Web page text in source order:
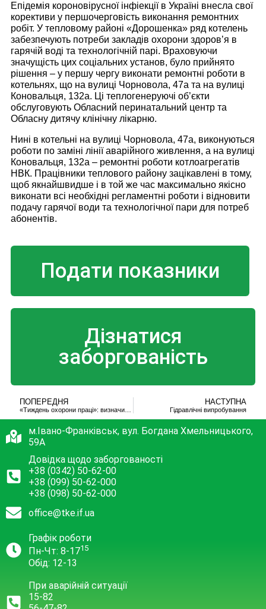
Епідемія короновірусної інфіекції в Україні внесла свої
корективи у першочерговість виконання ремонтних
робіт. У тепловому районі «Дорошенка» ряд котелень
забезпечують потреби закладів охорони здоров’я в
гарячій воді та технологічній парі. Враховуючи
значущість цих соціальних установ, було прийнято
рішення – у першу чергу виконати ремонтні роботи в
котельнях, що на вулиці Чорновола, 47а та на вулиці
Коновальця, 132а. Ці теплогенеруючі об’єкти
обслуговують Обласний перинатальний центр та
Обласну дитячу клінічну лікарню.
Нині в котельні на вулиці Чорновола, 47а, виконуються
роботи по заміні лінії аварійного живлення, а на вулиці
Коновальця, 132а – ремонтні роботи котлоагрегатів
НВК. Працівники теплового району зацікавлені в тому,
щоб якнайшвидше і в той же час максимально якісно
виконати всі необхідні регламентні роботи і відновити
подачу гарячої води та технологічної пари для потреб
абонентів.
Подати показники
Дізнатися
заборгованість
ПОПЕРЕДНЯ НАСТУПНА
Гідравлічні випробування
м.Івано-Франківськ, вул. Богдана Хмельницького,
59А
Довідка щодо заборгованості
+38 (0342) 50-62-00
+38 (099) 50-62-000
+38 (098) 50-62-000
office@tke.if.ua
Графік роботи
Пн-Чт: 8-1715
Обід: 12-13
При аварійній ситуації
15-82